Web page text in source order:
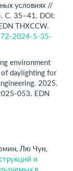
условиях //
С. 35–41. DOI:
THXCCW.
2024-5-35-
environment
of daylighting for
2025.
053. EDN
Лю Чун,
и